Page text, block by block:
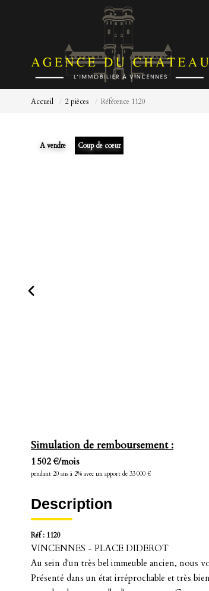
Accueil 2 pièces Référence 1120
A vendre Coup de coeur
Simulation de remboursement :
1 502 €/mois
pendant 20 ans à 2% avec un apport de 33 000 €
Description
Réf : 1120
VINCENNES - PLACE DIDEROT
Au sein d'un très bel immeuble ancien, nous
Présenté dans un état irréprochable et très